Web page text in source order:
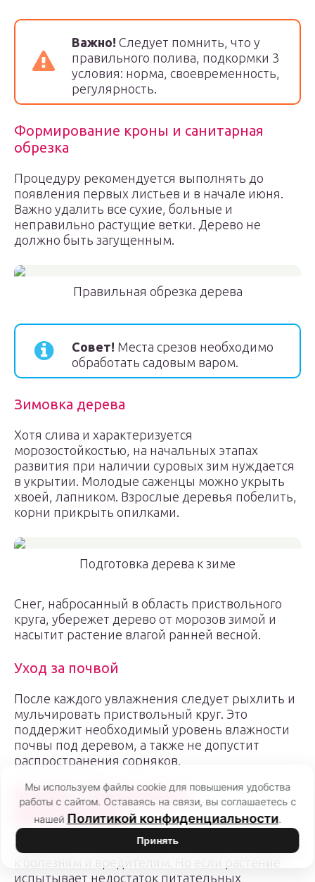
Важно! Следует помнить, что у
правильного полива, подкормки 3
условия: норма, своевременность,
регулярность.
Формирование кроны и санитарная
обрезка
Процедуру рекомендуется выполнять до
появления первых листьев и в начале июня.
Важно удалить все сухие, больные и
неправильно растущие ветки. Дерево не
должно быть загущенным.
Правильная обрезка дерева
Совет! Места срезов необходимо
обработать садовым варом.
Зимовка дерева
Хотя слива и характеризуется
морозостойкостью, на начальных этапах
развития при наличии суровых зим нуждается
в укрытии. Молодые саженцы можно укрыть
хвоей, лапником. Взрослые деревья побелить,
корни прикрыть опилками.
Подготовка дерева к зиме
Снег, набросанный в область приствольного
круга, убережет дерево от морозов зимой и
насытит растение влагой ранней весной.
Уход за почвой
После каждого увлажнения следует рыхлить и
мульчировать приствольный круг. Это
поддержит необходимый уровень влажности
почвы под деревом, а также не допустит
распространения сорняков.
Борьба с болезнями и
вредителями
Слива сорта Ренклод демонстрирует стойкость
к болезням и вредителям. Но если растение
испытывает недостаток питательных
Мы используем файлы cookie для повышения удобства
работы с сайтом. Оставаясь на связи, вы соглашаетесь с
нашей Политикой конфиденциальности.
Принять